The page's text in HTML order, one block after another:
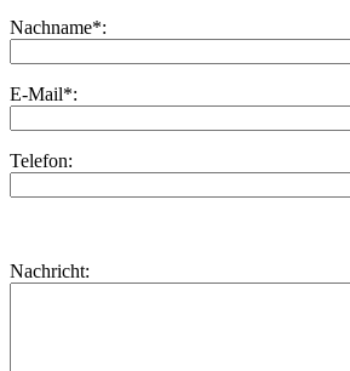
Nachname*:
E-Mail*:
Telefon:
dieses
lasse
Nachricht: